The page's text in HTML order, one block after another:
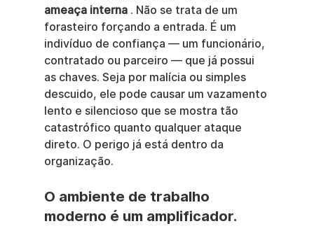
ameaça interna . Não se trata de um
forasteiro forçando a entrada. É um
indivíduo de confiança — um funcionário,
contratado ou parceiro — que já possui
as chaves. Seja por malícia ou simples
descuido, ele pode causar um vazamento
lento e silencioso que se mostra tão
catastrófico quanto qualquer ataque
direto. O perigo já está dentro da
organização.
O ambiente de trabalho
moderno é um amplificador.